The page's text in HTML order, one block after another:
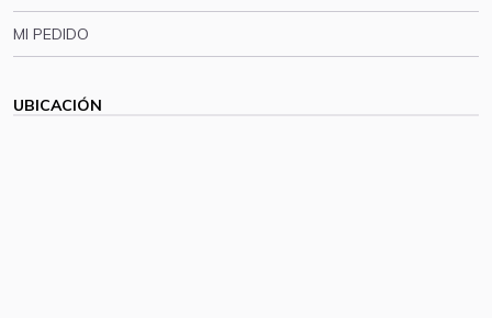
MI PEDIDO
UBICACIÓN